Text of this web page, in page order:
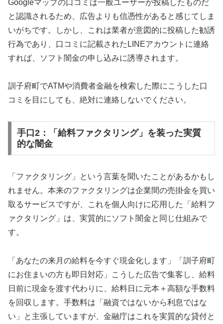
Googleマップの口コミは一般ユーザーが投稿したものだ
と認識されるため、広告よりも信憑性があると感じてしま
いがちです。しかし、これは業者が意図的に投稿した勧誘
行為であり、口コミに記載されたLINEアカウントに連絡
すれば、ソフト闇金の申し込みに誘導されます。
訓子府町でATMや消費者金融を検索した際にこうした口
コミを目にしても、絶対に連絡しないでください。
手口2：「給料ファクタリング」を装った実質
的な闇金
「ファクタリング」という言葉を聞いたことがあるかもし
れません。本来のファクタリングは企業間の売掛金を買い
取るサービスですが、これを個人向けに応用した「給料フ
ァクタリング」は、実質的にソフト闇金と同じ仕組みで
す。
「あなたの来月の給料を今すぐ現金化します」「訓子府町
にお住まいの方も即日対応」こうした広告で集客し、給料
日前に現金を渡す代わりに、給料日に元本＋高額な手数料
を回収します。手数料は「融資ではないから利息ではな
い」と主張していますが、金融庁はこれを実質的な貸付と